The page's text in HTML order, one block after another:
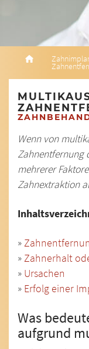
Wenn von
Zahnentfernung
mehrerer
Zahnextraktion
»
» Zahnerhalt
» Ursachen
» Erfolg einer
Was
aufgrund